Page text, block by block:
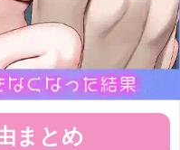
まとめ